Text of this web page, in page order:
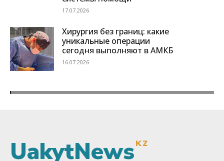
UakytNewsKZ